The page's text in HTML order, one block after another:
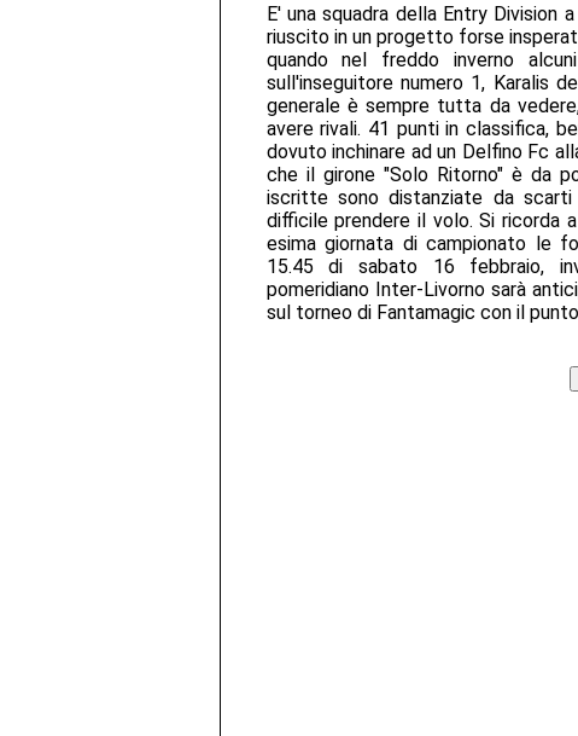
E' una squadra della Entry
riuscito in un progetto forse
quando nel freddo inverno
sull'inseguitore numero 1, Karalis
generale è sempre tutta da
avere rivali. 41 punti in classifica,
dovuto inchinare ad un Delfino Fc
che il girone "Solo Ritorno" è da
iscritte sono distanziate da
difficile prendere il volo. Si ricorda
esima giornata di campionato le
15.45 di sabato 16 febbraio,
pomeridiano Inter-Livorno sarà
sul torneo di Fantamagic con il